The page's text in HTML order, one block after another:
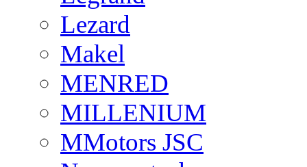
Lezard
Makel
MENRED
MILLENIUM
MMotors JSC